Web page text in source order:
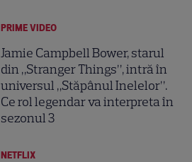
PRIME VIDEO
Jamie Campbell Bower, starul
din „Stranger Things”, intră în
universul „Stăpânul Inelelor”.
Ce rol legendar va interpreta în
sezonul 3
NETFLIX